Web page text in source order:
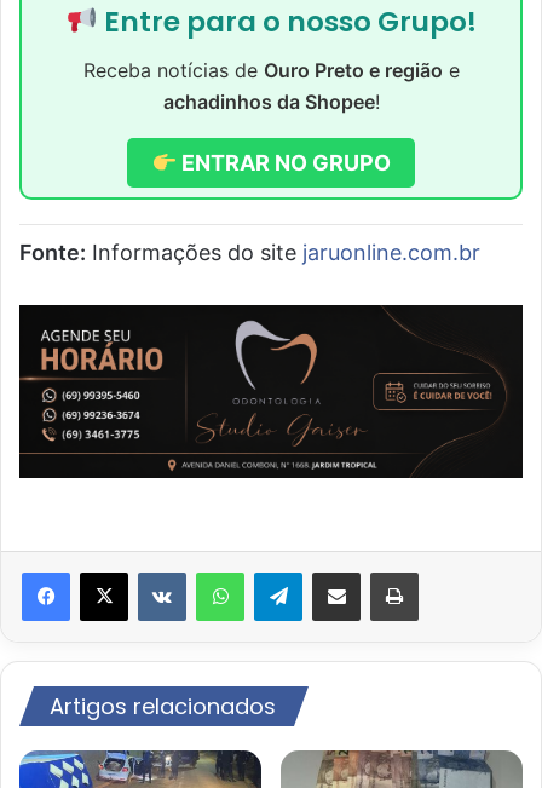
Entre para o nosso Grupo!
Receba notícias de Ouro Preto e região e
achadinhos da Shopee!
ENTRAR NO GRUPO
Fonte: Informações do site jaruonline.com.br
VK WhatsAppTelegramCompartilhar via e-mail Imprimir
Artigos relacionados